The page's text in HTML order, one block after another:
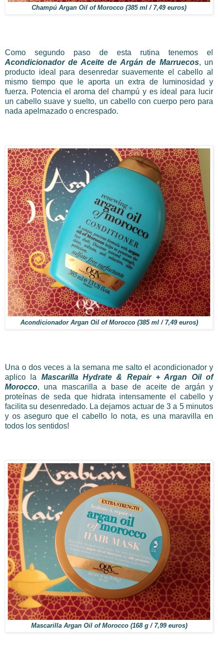
Champú Argan Oil of Morocco (385 ml / 7,49 euros)
Como segundo paso de esta rutina tenemos el
Acondicionador de Aceite de Argán de Marruecos, un
producto ideal para desenredar suavemente el cabello al
mismo tiempo que le aporta un extra de luminosidad y
fuerza. Potencia el aroma del champú y es ideal para lucir
un cabello suave y suelto, un cabello con cuerpo pero para
nada apelmazado o encrespado.
Acondicionador Argan Oil of Morocco (385 ml / 7,49 euros)
Una o dos veces a la semana me salto el acondicionador y
aplico la Mascarilla Hydrate & Repair + Argan Oil of
Morocco, una mascarilla a base de aceite de argán y
proteínas de seda que hidrata intensamente el cabello y
facilita su desenredado. La dejamos actuar de 3 a 5 minutos
y os aseguro que el cabello lo nota, es una maravilla en
todos los sentidos!
Mascarilla Argan Oil of Morocco (168 g / 7,99 euros)